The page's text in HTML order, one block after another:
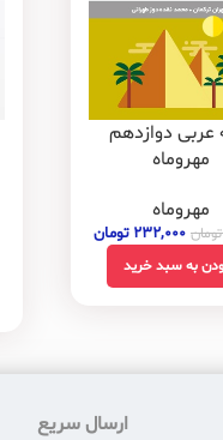
عربی دوازدهم
مهروماه
مهروماه
تومان ۲۳۲,۰۰۰ تومان
به سبد خرید
ارسال سریع